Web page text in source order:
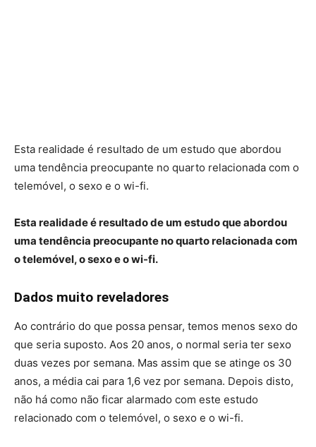
Esta realidade é resultado de um estudo que abordou
uma tendência preocupante no quarto relacionada com o
telemóvel, o sexo e o wi-fi.
Esta realidade é resultado de um estudo que abordou
uma tendência preocupante no quarto relacionada com
o telemóvel, o sexo e o wi-fi.
Dados muito reveladores
Ao contrário do que possa pensar, temos menos sexo do
que seria suposto. Aos 20 anos, o normal seria ter sexo
duas vezes por semana. Mas assim que se atinge os 30
anos, a média cai para 1,6 vez por semana. Depois disto,
não há como não ficar alarmado com este estudo
relacionado com o telemóvel, o sexo e o wi-fi.